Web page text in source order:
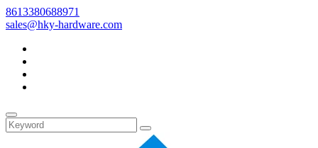
8613380688971
sales@hky-hardware.com